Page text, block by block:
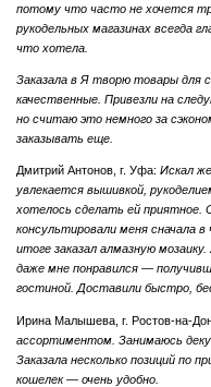
потому что часто не хочется
рукодельных магазинах всегда
что хотела.
Заказала в Я творю товары для
качественные. Привезли на
но считаю это немного за
заказывать еще.
Дмитрий Антонов, г. Уфа: Искал
увлекается вышивкой,
хотелось сделать ей приятное.
консультировали меня сначала
итоге заказал алмазную
даже мне понравился —
гостиной. Доставили быстро,
Ирина Малышева, г. Ростов-на-
ассортиментом. Занимаюсь
Заказала несколько позиций по
кошелек — очень удобно.